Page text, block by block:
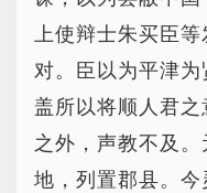
上使辩士朱买臣
对。臣以为平津为
盖所以将顺人君
之外，声教不及
地，列置郡县。